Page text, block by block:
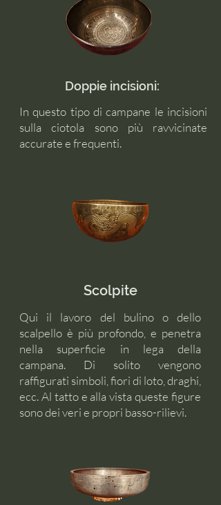
Doppie incisioni:
In questo tipo di campane le incisioni
sulla ciotola sono più ravvicinate
accurate e frequenti.
Scolpite
Qui il lavoro del bulino o dello
scalpello è più profondo, e penetra
nella superficie in lega della
campana. Di solito vengono
raffigurati simboli, fiori di loto, draghi,
ecc. Al tatto e alla vista queste figure
sono dei veri e propri basso-rilievi.